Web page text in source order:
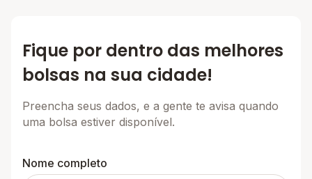
Fique por dentro das melhores
bolsas na sua cidade!
Preencha seus dados, e a gente te avisa quando
uma bolsa estiver disponível.
Nome completo